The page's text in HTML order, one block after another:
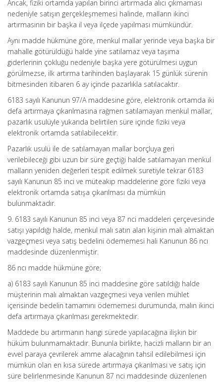
Ancak, fiziki ortamda yapılan birinci artırmada alıcı çıkmaması
nedeniyle satışın gerçekleşmemesi halinde, malların ikinci
artırmasının bir başka il veya ilçede yapılması mümkündür.
Aynı madde hükmüne göre, menkul mallar yerinde veya başka bir
mahalle götürüldüğü halde yine satılamaz veya taşıma
giderlerinin çokluğu nedeniyle başka yere götürülmesi uygun
görülmezse, ilk artırma tarihinden başlayarak 15 günlük sürenin
bitmesinden itibaren 6 ay içinde pazarlıkla satılacaktır.
6183 sayılı Kanunun 97/A maddesine göre, elektronik ortamda iki
defa artırmaya çıkarılmasına rağmen satılamayan menkul mallar,
pazarlık usulüyle yukarıda belirtilen süre içinde fiziki veya
elektronik ortamda satılabilecektir.
Pazarlık usulü ile de satılamayan mallar borçluya geri
verilebileceği gibi uzun bir süre geçtiği halde satılamayan menkul
malların yeniden değerleri tespit edilmek suretiyle tekrar 6183
sayılı Kanunun 85 inci ve müteakip maddelerine göre fiziki veya
elektronik ortamda satışa çıkarılması da mümkün
bulunmaktadır.
9. 6183 sayılı Kanunun 85 inci veya 87 nci maddeleri çerçevesinde
satışı yapıldığı halde, menkul malı satın alan kişinin malı almaktan
vazgeçmesi veya satış bedelini ödememesi hali Kanunun 86 ncı
maddesinde düzenlenmiştir.
86 ncı madde hükmüne göre;
a) 6183 sayılı Kanunun 85 inci maddesine göre satıldığı halde
müşterinin malı almaktan vazgeçmesi veya verilen mühlet
içerisinde bedelin tamamını ödememesi durumunda, malın ikinci
defa artırmaya çıkarılması gerekmektedir.
Maddede bu artırmanın hangi sürede yapılacağına ilişkin bir
hüküm bulunmamaktadır. Bununla birlikte, hacizli malların bir an
evvel paraya çevrilerek amme alacağının tahsil edilebilmesi için
mümkün olan en kısa sürede artırmaya çıkarılması ve satış için
süre belirlenmesinde Kanunun 87 nci maddesinde düzenlenen